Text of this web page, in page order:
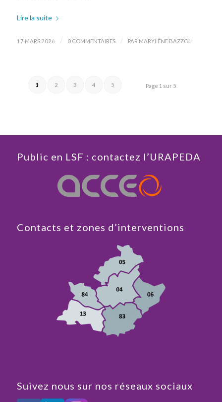
Lire la suite
17 MARS 2026 / 0 COMMENTAIRES / PAR MARYLÈNE BAZZOLI
Page 1 sur 5
1 2 3 4 5
Public en LSF : contactez l’URAPEDA
Contacts et zones d’interventions
Suivez nous sur nos réseaux sociaux